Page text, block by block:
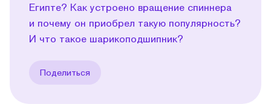
Египте? Как устроено вращение спиннера
и почему он приобрел такую популярность?
И что такое шарикоподшипник?
Поделиться